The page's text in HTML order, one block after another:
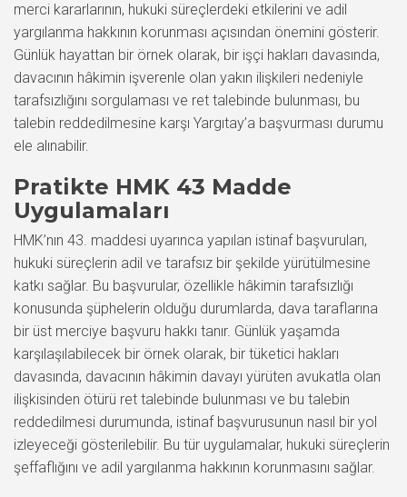
merci kararlarının, hukuki süreçlerdeki etkilerini ve adil
yargılanma hakkının korunması açısından önemini gösterir.
Günlük hayattan bir örnek olarak, bir işçi hakları davasında,
davacının hâkimin işverenle olan yakın ilişkileri nedeniyle
tarafsızlığını sorgulaması ve ret talebinde bulunması, bu
talebin reddedilmesine karşı Yargıtay’a başvurması durumu
ele alınabilir.
Pratikte HMK 43 Madde
Uygulamaları
HMK’nın 43. maddesi uyarınca yapılan istinaf başvuruları,
hukuki süreçlerin adil ve tarafsız bir şekilde yürütülmesine
katkı sağlar. Bu başvurular, özellikle hâkimin tarafsızlığı
konusunda şüphelerin olduğu durumlarda, dava taraflarına
bir üst merciye başvuru hakkı tanır. Günlük yaşamda
karşılaşılabilecek bir örnek olarak, bir tüketici hakları
davasında, davacının hâkimin davayı yürüten avukatla olan
ilişkisinden ötürü ret talebinde bulunması ve bu talebin
reddedilmesi durumunda, istinaf başvurusunun nasıl bir yol
izleyeceği gösterilebilir. Bu tür uygulamalar, hukuki süreçlerin
şeffaflığını ve adil yargılanma hakkının korunmasını sağlar.